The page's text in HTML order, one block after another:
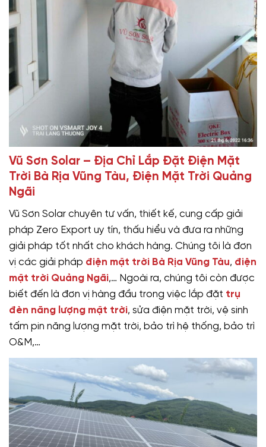
Vũ Sơn Solar – Địa Chỉ Lắp Đặt Điện Mặt
Trời Bà Rịa Vũng Tàu, Điện Mặt Trời Quảng
Ngãi
Vũ Sơn Solar chuyên tư vấn, thiết kế, cung cấp giải
pháp Zero Export uy tín, thấu hiểu và đưa ra những
giải pháp tốt nhất cho khách hàng. Chúng tôi là đơn
vị các giải pháp điện mặt trời Bà Rịa Vũng Tàu, điện
mặt trời Quảng Ngãi,… Ngoài ra, chúng tôi còn được
biết đến là đơn vị hàng đầu trong việc lắp đặt trụ
đèn năng lượng mặt trời, sửa điện mặt trời, vệ sinh
tấm pin năng lượng mặt trời, bảo trì hệ thống, bảo trì
O&M,…